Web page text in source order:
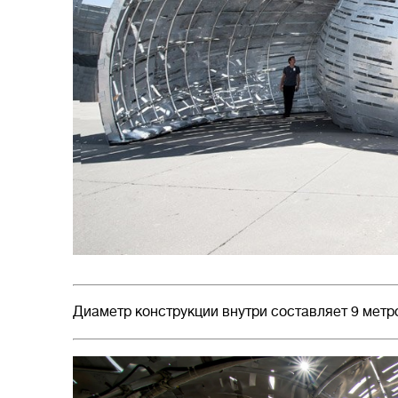
Диаметр конструкции внутри составляет 9